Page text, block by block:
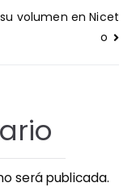
volumen en Nicet
o
será publicada.